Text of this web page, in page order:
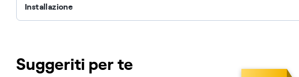
Installazione
Suggeriti per te